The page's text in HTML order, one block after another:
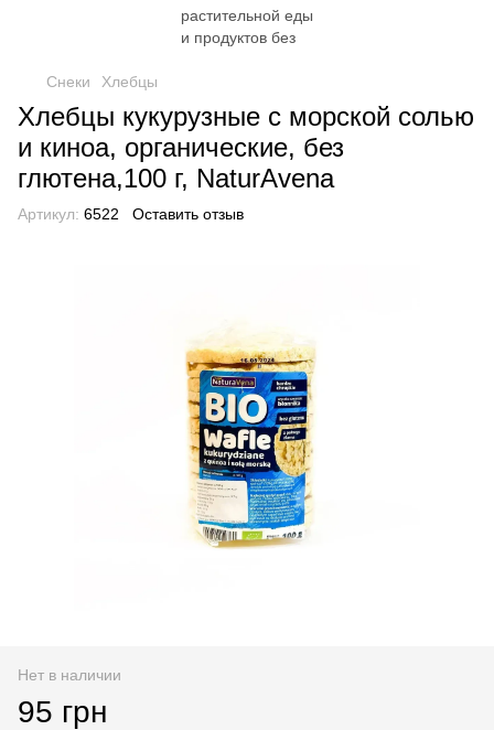
Снеки Хлебцы
Хлебцы кукурузные с морской солью
и киноа, органические, без
глютена,100 г, NaturAvena
Артикул: 6522 Оставить отзыв
Нет в наличии
95 грн